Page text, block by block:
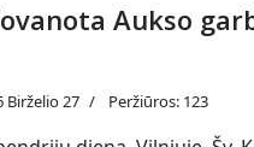
Aukso
Birželio 27 Peržiūros: 123